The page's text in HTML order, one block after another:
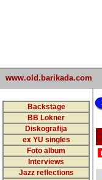
www.old.barikada.com
Backstage
BB Lokner
Diskografija
ex YU singles
Foto album
Interviews
Jazz reflections